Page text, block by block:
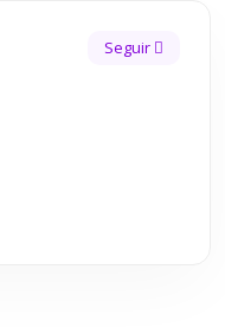
Seguir